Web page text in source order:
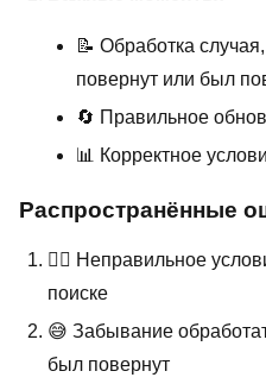
📝 Обработка
повернут или был
🔄 Правильное
📊 Корректное
Распространённые
🤦‍♂️ Неправильное
поиске
😅 Забывание
был повернут